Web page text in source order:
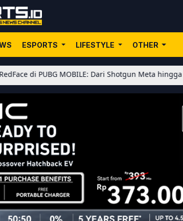
ESPORTS LIFESTYLE OTHER
MOBILE: Dari Shotgun Meta hingga All-Rounder